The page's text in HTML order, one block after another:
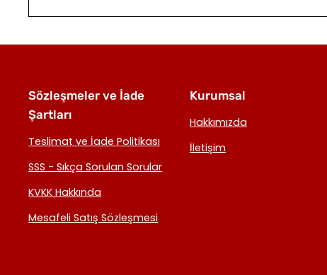
Sözleşmeler ve İade
Şartları
Teslimat ve İade Politikası
SSS - Sıkça Sorulan Sorular
KVKK Hakkında
Mesafeli Satış Sözleşmesi
Kurumsal
Hakkımızda
İletişim